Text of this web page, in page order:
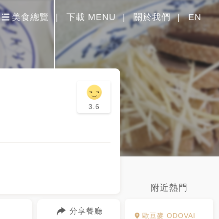
美食總覽 下載 MENU 關於我們 EN
附近熱門
歐豆麥 ODOVAI
3.6
分享餐廳